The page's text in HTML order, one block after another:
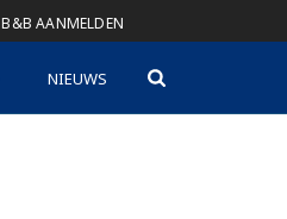
B&B AANMELDEN
NIEUWS